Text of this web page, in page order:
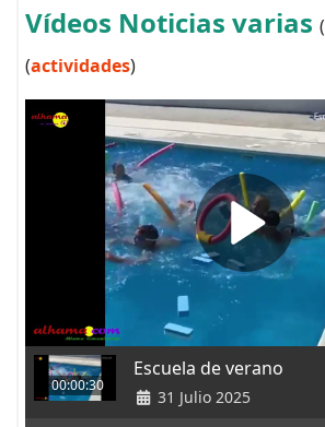
Vídeos Noticias varias (
(actividades)
00:00:30
Escuela de verano
31 Julio 2025